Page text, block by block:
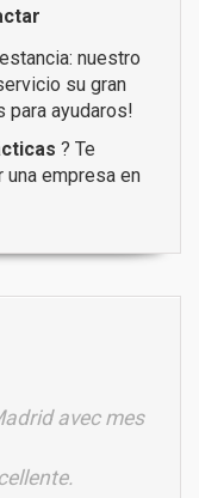
nuestro
su gran
para ayudaros!
? Te
una empresa en
avec mes